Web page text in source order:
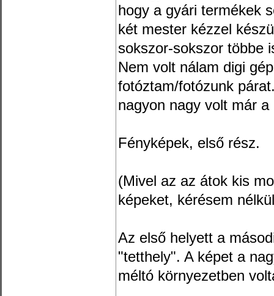
hogy a gyári termékek
két mester kézzel
sokszor-sokszor többe
Nem volt nálam digi
fotóztam/fotózunk
nagyon nagy volt már
Fényképek, első rész.
(Mivel az az átok kis
képeket, kérésem
Az első helyett a
"tetthely". A képet a
méltó környezetben